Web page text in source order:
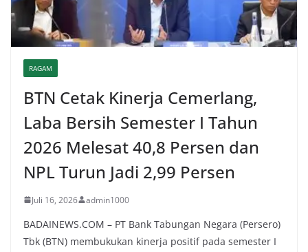
RAGAM
BTN Cetak Kinerja Cemerlang,
Laba Bersih Semester I Tahun
2026 Melesat 40,8 Persen dan
NPL Turun Jadi 2,99 Persen
Juli 16, 2026 admin1000
BADAINEWS.COM – PT Bank Tabungan Negara (Persero)
Tbk (BTN) membukukan kinerja positif pada semester I